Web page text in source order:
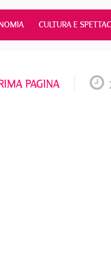
CULTURA E
PAGINA